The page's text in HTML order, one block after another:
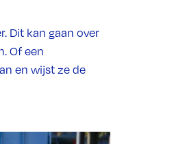
Dit kan gaan over
Of een
en wijst ze de